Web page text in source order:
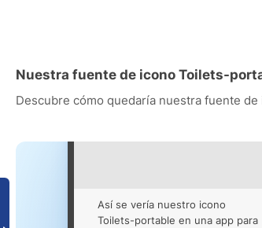
Nuestra fuente de icono Toilets-
Descubre cómo quedaría nuestra fuente
Así se vería nuestro icono
Toilets-portable en una app para